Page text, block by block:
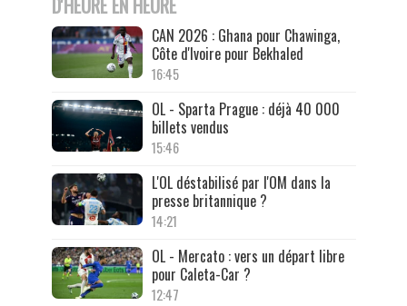
D'HEURE EN HEURE
CAN 2026 : Ghana pour Chawinga,
Côte d'Ivoire pour Bekhaled
16:45
OL - Sparta Prague : déjà 40 000
billets vendus
15:46
L'OL déstabilisé par l'OM dans la
presse britannique ?
14:21
OL - Mercato : vers un départ libre
pour Caleta-Car ?
12:47